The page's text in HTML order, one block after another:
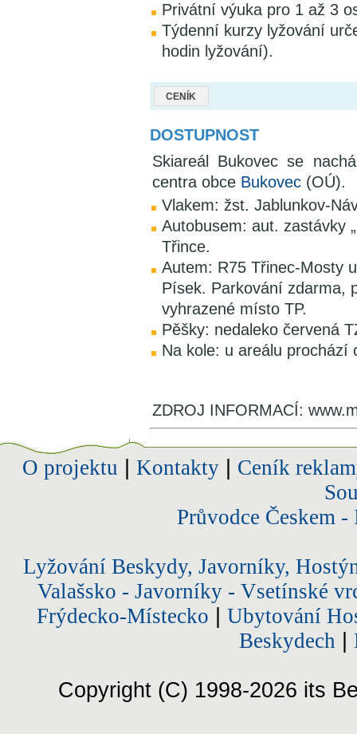
Privátní výuka pro 1 až 3
Týdenní kurzy lyžování
hodin lyžování).
CENÍK
DOSTUPNOST
Skiareál Bukovec se
centra obce Bukovec (OÚ).
Vlakem: žst. Jablunkov-
Autobusem: aut. zastávky
Třince.
Autem: R75 Třinec-Mosty
Písek. Parkování zdarma,
vyhrazené místo TP.
Pěšky: nedaleko červená
Na kole: u areálu prochází
ZDROJ INFORMACÍ:
O projektu Kontakty| Ceník
Průvodce Českem
Lyžování Beskydy, Javorníky,
Valašsko - Javorníky - Vsetínské
Frýdecko-Místecko
Ubytování
Beskydech
Copyright (C) 1998-2026 its